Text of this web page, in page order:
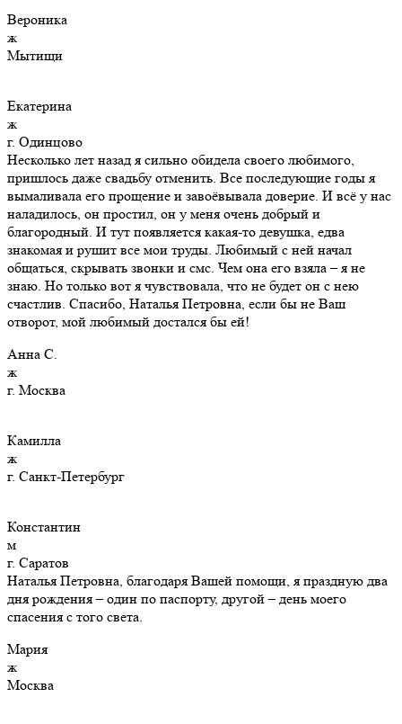
Вероника
ж
Мытищи
Екатерина
ж
г. Одинцово
Несколько лет назад я сильно обидела своего любимого,
пришлось даже свадьбу отменить. Все последующие годы я
вымаливала его прощение и завоёвывала доверие. И всё у нас
наладилось, он простил, он у меня очень добрый и
благородный. И тут появляется какая-то девушка, едва
знакомая и рушит все мои труды. Любимый с ней начал
общаться, скрывать звонки и смс. Чем она его взяла – я не
знаю. Но только вот я чувствовала, что не будет он с нею
счастлив. Спасибо, Наталья Петровна, если бы не Ваш
отворот, мой любимый достался бы ей!
Анна С.
ж
г. Москва
Камилла
ж
г. Санкт-Петербург
Константин
м
г. Саратов
Наталья Петровна, благодаря Вашей помощи, я праздную два
дня рождения – один по паспорту, другой – день моего
спасения с того света.
Мария
ж
Москва